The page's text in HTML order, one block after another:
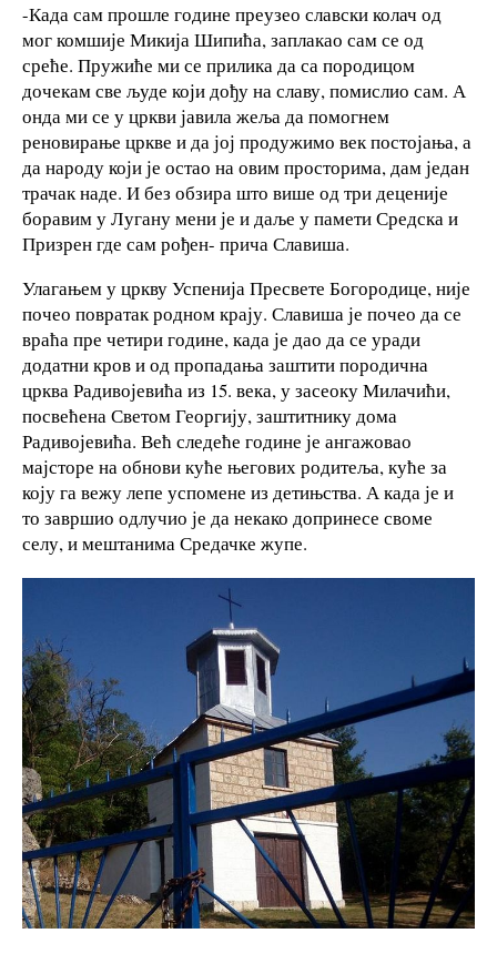
-Када сам прошле године преузео славски колач од
мог комшије Микија Шипића, заплакао сам се од
среће. Пружиће ми се прилика да са породицом
дочекам све људе који дођу на славу, помислио сам. А
онда ми се у цркви јавила жеља да помогнем
реновирање цркве и да јој продужимо век постојања, а
да народу који је остао на овим просторима, дам један
трачак наде. И без обзира што више од три деценије
боравим у Лугану мени је и даље у памети Средска и
Призрен где сам рођен- прича Славиша.
Улагањем у цркву Успенија Пресвете Богородице, није
почео повратак родном крају. Славиша је почео да се
враћа пре четири године, када је дао да се уради
додатни кров и од пропадања заштити породична
црква Радивојевића из 15. века, у засеоку Милачићи,
посвећена Светом Георгију, заштитнику дома
Радивојевића. Већ следеће године је ангажовао
мајсторе на обнови куће његових родитеља, куће за
коју га вежу лепе успомене из детињства. А када је и
то завршио одлучио је да некако допринесе своме
селу, и мештанима Средачке жупе.